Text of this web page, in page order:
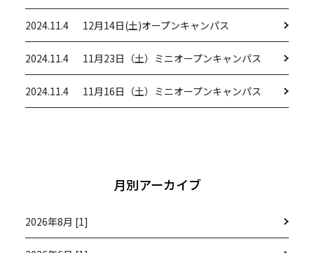
2024.11.4 12月14日(土)オープンキャンパス
2024.11.4 11月23日（土）ミニオープンキャンパス
2024.11.4 11月16日（土）ミニオープンキャンパス
月別アーカイブ
2026年8月 [1]